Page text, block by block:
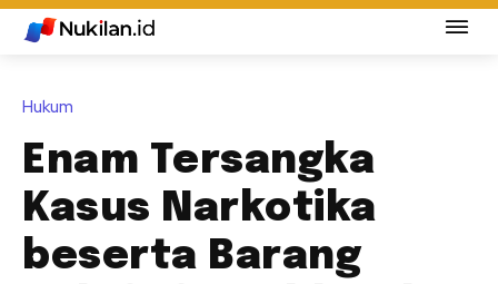
Hukum
Enam Tersangka
Kasus Narkotika
beserta Barang